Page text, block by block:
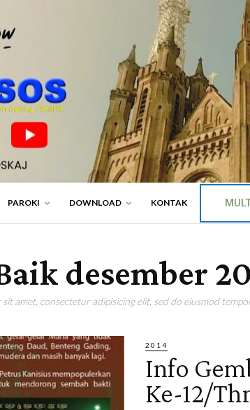
PAROKI DOWNLOAD KONTAK
desember
amet, consectetur adipisicing elit, sed do eiusmod
2014
Info
Ke-12/